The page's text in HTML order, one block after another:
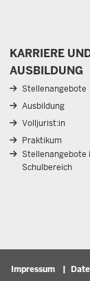
KARRIERE
AUSBILDUNG
Stellenangebote
Ausbildung
Volljurist:in
Praktikum
Stellenangebote
Schulbereich
Impressum